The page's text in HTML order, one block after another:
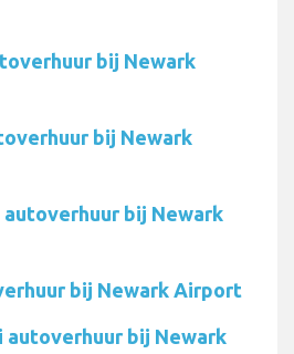
bij Newark
bij Newark
autoverhuur bij Newark
bij Newark Airport
autoverhuur bij Newark